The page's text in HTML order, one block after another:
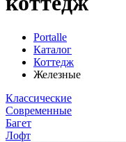
Portalle
Каталог
Коттедж
Железные
Классические
Современные
Багет
Лофт